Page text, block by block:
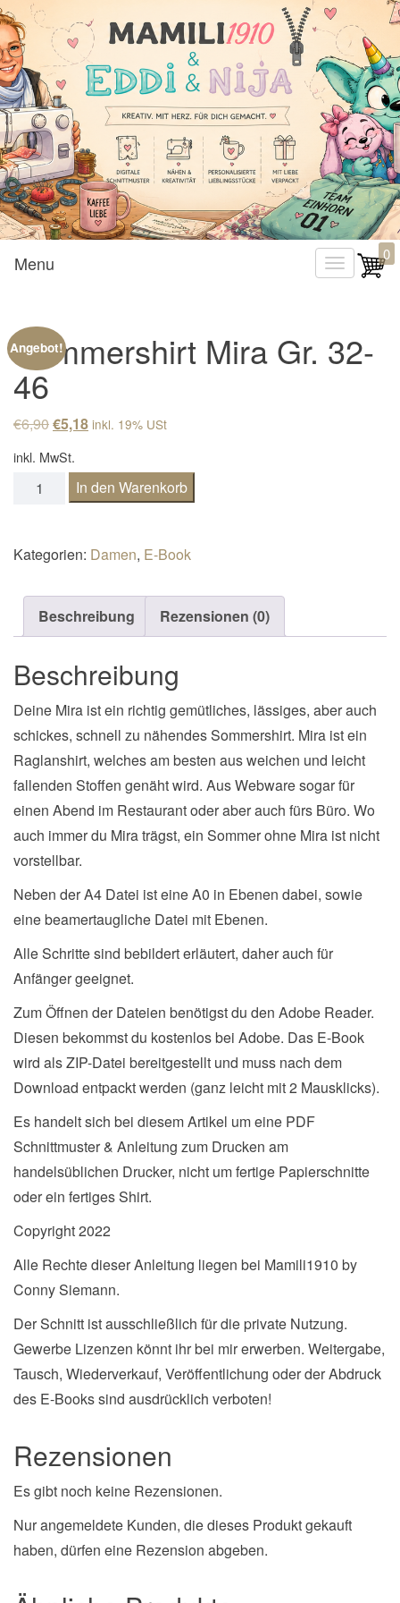
Mamili1910
T
g
l
n
Menu 0
Angebot!
Sommershirt Mira Gr. 32-
46
€6,90Ursprünglicher Preis war: €6,90
€5,18Aktueller Preis ist: €5,18.
inkl. 19% USt
inkl. MwSt.
Sommershirt Mira Gr. 32-46 Menge
In den Warenkorb
Kategorien: Damen, E-Book
Beschreibung Rezensionen (0)
Beschreibung
Deine Mira ist ein richtig gemütliches, lässiges, aber auch
schickes, schnell zu nähendes Sommershirt. Mira ist ein
Raglanshirt, welches am besten aus weichen und leicht
fallenden Stoffen genäht wird. Aus Webware sogar für
einen Abend im Restaurant oder aber auch fürs Büro. Wo
auch immer du Mira trägst, ein Sommer ohne Mira ist nicht
vorstellbar.
Neben der A4 Datei ist eine A0 in Ebenen dabei, sowie
eine beamertaugliche Datei mit Ebenen.
Alle Schritte sind bebildert erläutert, daher auch für
Anfänger geeignet.
Zum Öffnen der Dateien benötigst du den Adobe Reader.
Diesen bekommst du kostenlos bei Adobe. Das E-Book
wird als ZIP-Datei bereitgestellt und muss nach dem
Download entpackt werden (ganz leicht mit 2 Mausklicks).
Es handelt sich bei diesem Artikel um eine PDF
Schnittmuster & Anleitung zum Drucken am
handelsüblichen Drucker, nicht um fertige Papierschnitte
oder ein fertiges Shirt.
Copyright 2022
Alle Rechte dieser Anleitung liegen bei Mamili1910 by
Conny Siemann.
Der Schnitt ist ausschließlich für die private Nutzung.
Gewerbe Lizenzen könnt ihr bei mir erwerben. Weitergabe,
Tausch, Wiederverkauf, Veröffentlichung oder der Abdruck
des E-Books sind ausdrücklich verboten!
Rezensionen
Es gibt noch keine Rezensionen.
Nur angemeldete Kunden, die dieses Produkt gekauft
haben, dürfen eine Rezension abgeben.